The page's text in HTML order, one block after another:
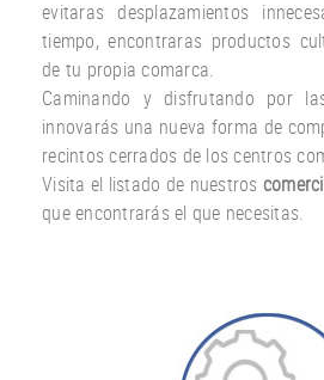
evitaras desplazamientos
tiempo, encontraras productos
de tu propia comarca.
Caminando y disfrutando por
innovarás una nueva forma de
recintos cerrados de los centros
Visita el listado de nuestros
que encontrarás el que necesitas.